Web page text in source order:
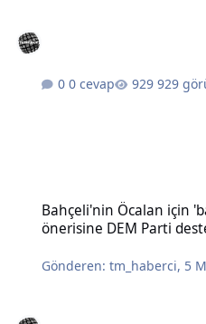
0 cevap 929
Bahçeli'nin Öcalan için
önerisine DEM Parti
Gönderen:tm_haberci, 5